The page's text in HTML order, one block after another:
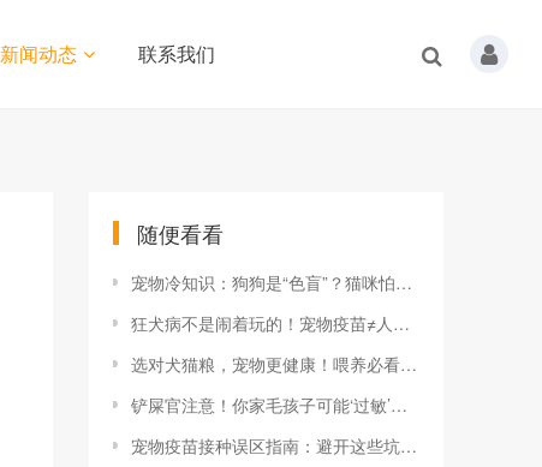
新闻动态 联系我们
随便看看
宠物冷知识：狗狗是“色盲”？猫咪怕黄瓜？真相太颠覆！
狂犬病不是闹着玩的！宠物疫苗≠人类安全！
选对犬猫粮，宠物更健康！喂养必看指南！
铲屎官注意！你家毛孩子可能‘过敏’了！
宠物疫苗接种误区指南：避开这些坑，守护毛孩子健康！